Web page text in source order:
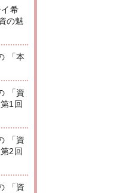
希
の魅
「本
「資
1回
「資
2回
「資